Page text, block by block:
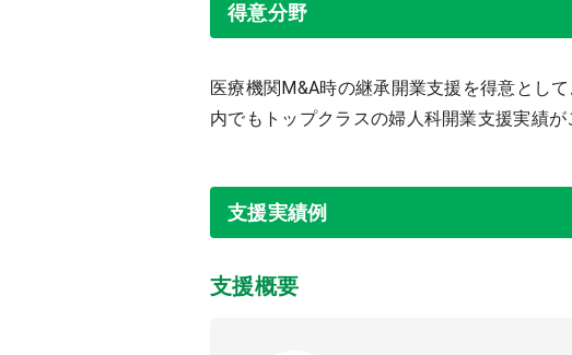
得意分野
医療機関M&A時の継承開業支援を得意とし
内でもトップクラスの婦人科開業支援実績が
支援実績例
支援概要